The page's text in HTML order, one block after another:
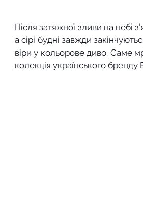
Після затяжної зливи на небі
а сірі будні завжди
віри у кольорове диво. Саме
колекція українського бренду